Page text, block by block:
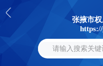
张掖市